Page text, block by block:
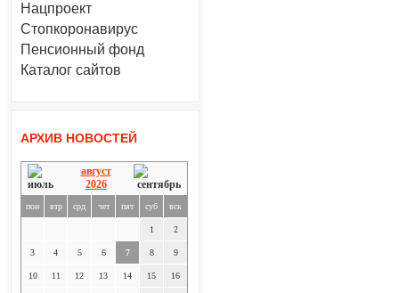
Нацпроект
Стопкоронавирус
Пенсионный фонд
Каталог сайтов
АРХИВ НОВОСТЕЙ
август
2026
пон втр срд чет пят суб вск
1 2
3 4 5 6 7 8 9
10 11 12 13 14 15 16